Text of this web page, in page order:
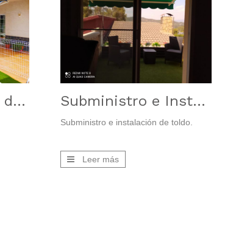
Vallado y cercado de piscina Subministro e Instalación de Toldo
Subministro e instalación de toldo.
Leer más